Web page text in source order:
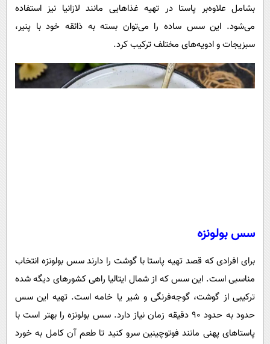
بشامل علاوه‌بر پاستا در تهیه غذاهایی مانند لازانیا نیز استفاده
می‌شود. این سس ساده را می‌توان بسته به ذائقه خود با پنیر،
سبزیجات و ادویه‌های مختلف ترکیب کرد.
سس بولونزه
برای افرادی که قصد تهیه پاستا با گوشت را دارند سس بولونزه انتخاب
مناسبی است. این سس که از شمال ایتالیا راهی کشورهای دیگه شده
ترکیبی از گوشت، گوجه‌فرنگی و شیر یا خامه است. تهیه این سس
حدود به حدود ۹۰ دقیقه زمان نیاز دارد. سس بولونزه را بهتر است با
پاستاهای پهنی مانند فوتوچینین سرو کنید تا طعم آن کامل به خورد